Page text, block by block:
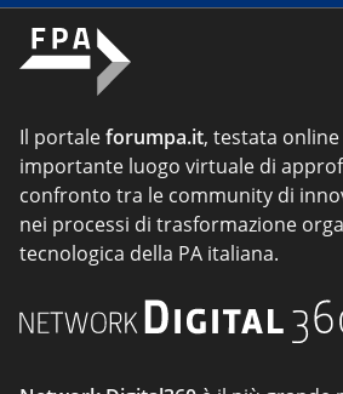
Il portaleforumpa.it, testata online
importante luogo virtuale di
confronto tra le community di
nei processi di trasformazione
tecnologica della PA italiana.